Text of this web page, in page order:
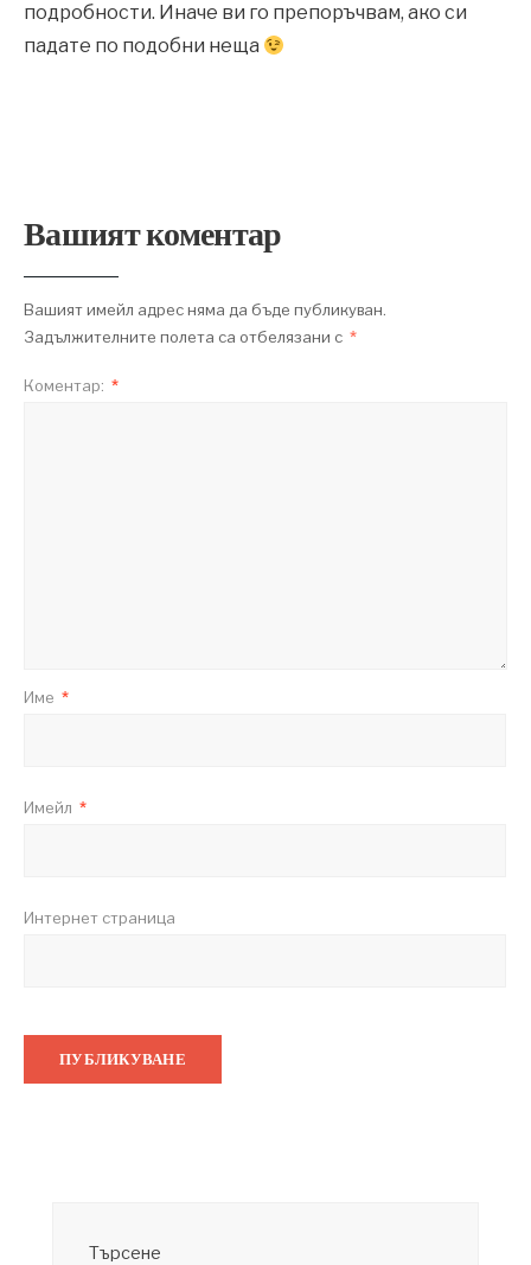
подробности. Иначе ви го препоръчвам, ако си
падате по подобни неща
Вашият коментар
Вашият имейл адрес няма да бъде публикуван.
Задължителните полета са отбелязани с *
Коментар: *
Име *
Имейл *
Интернет страница
Търсене